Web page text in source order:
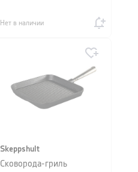
Нет в наличии
Skeppshult
Сковорода-гриль